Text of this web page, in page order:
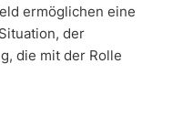
ermöglichen eine
der
die mit der Rolle